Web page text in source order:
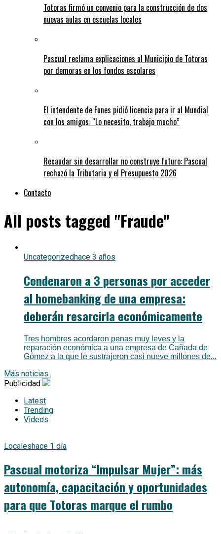
Totoras firmó un convenio para la construcción de dos
nuevas aulas en escuelas locales
Pascual reclama explicaciones al Municipio de Totoras
por demoras en los fondos escolares
El intendente de Funes pidió licencia para ir al Mundial
con los amigos: “Lo necesito, trabajo mucho”
Recaudar sin desarrollar no construye futuro: Pascual
rechazó la Tributaria y el Presupuesto 2026
Contacto
All posts tagged "Fraude"
Uncategorizedhace 3 años
Condenaron a 3 personas por acceder
al homebanking de una empresa:
deberán resarcirla económicamente
Tres hombres acordaron penas muy leves y la
reparación económica a una empresa de Cañada de
Gómez a la que le sustrajeron casi nueve millones de...
Más noticias..
Publicidad
Latest
Trending
Videos
Localeshace 1 día
Pascual motoriza “Impulsar Mujer”: más
autonomía, capacitación y oportunidades
para que Totoras marque el rumbo